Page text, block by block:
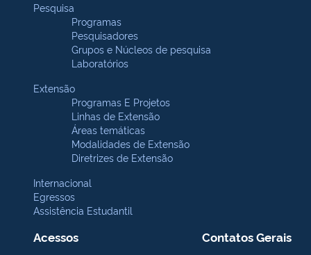
Pesquisa
Programas
Pesquisadores
Grupos e Núcleos de pesquisa
Laboratórios
Extensão
Programas E Projetos
Linhas de Extensão
Áreas temáticas
Modalidades de Extensão
Diretrizes de Extensão
Internacional
Egressos
Assistência Estudantil
Acessos Contatos Gerais